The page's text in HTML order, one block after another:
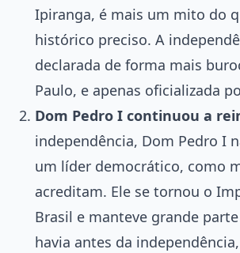
Ipiranga, é mais um mito do
histórico preciso. A
declarada de forma mais
Paulo, e apenas oficializada
Dom Pedro I continuou a
independência, Dom Pedro I
um líder democrático, como
acreditam. Ele se tornou o
Brasil e manteve grande
havia antes da